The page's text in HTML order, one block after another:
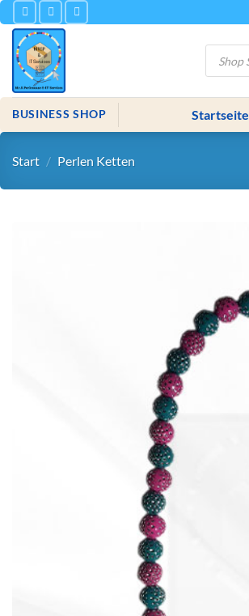
Zum
Inhalt
springen
Products
search
BUSINESS SHOP Startseite
Start / Perlen Ketten